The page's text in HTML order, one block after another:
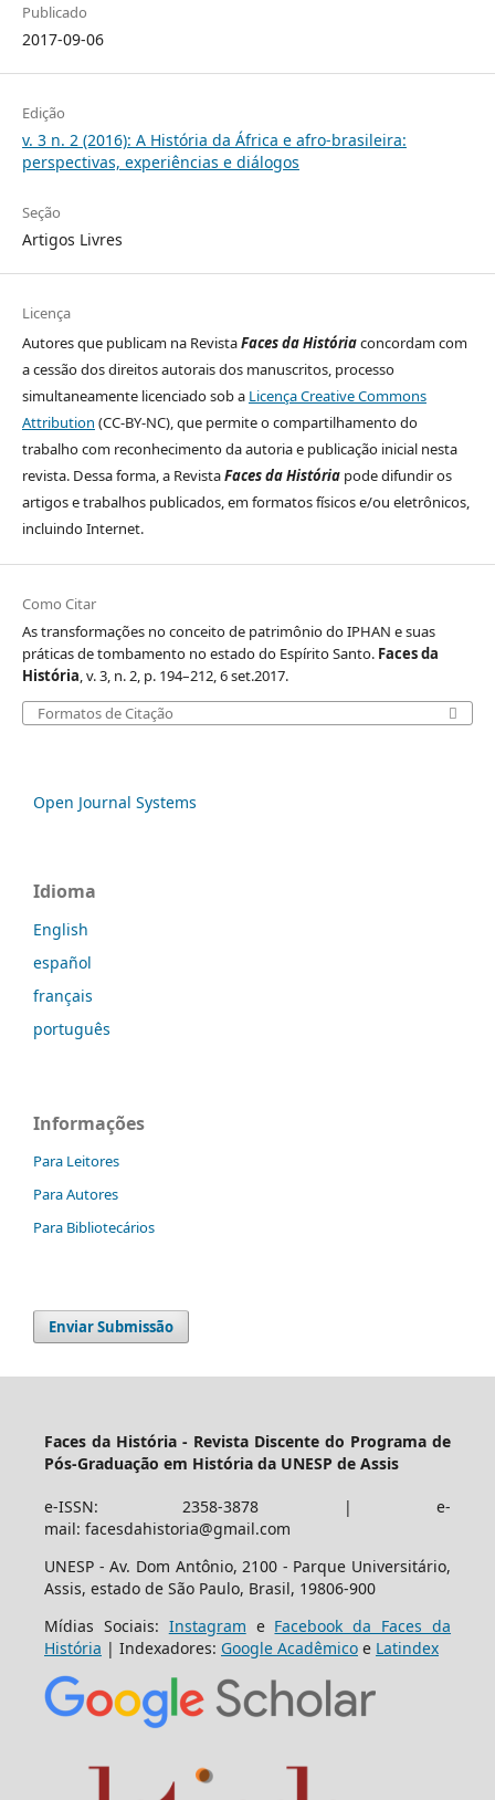
Publicado
2017-09-06
Edição
v. 3 n. 2 (2016): A História da África e afro-brasileira:
perspectivas, experiências e diálogos
Seção
Artigos Livres
Licença
Autores que publicam na RevistaFaces da Históriaconcordam com
a cessão dos direitos autorais dos manuscritos, processo
simultaneamente licenciado sob a Licença Creative Commons
Attribution (CC-BY-NC), que permite o compartilhamento do
trabalho com reconhecimento da autoria e publicação inicial nesta
revista. Dessa forma, a RevistaFaces da Históriapode difundir os
artigos e trabalhos publicados, em formatos físicos e/ou eletrônicos,
incluindo Internet.
Como Citar
As transformações no conceito de patrimônio do IPHAN e suas
práticas de tombamento no estado do Espírito Santo. Faces da
História, v. 3, n. 2, p. 194–212, 6 set.2017.
Formatos de Citação
Open Journal Systems
Idioma
English
español
français
português
Informações
Para Leitores
Para Autores
Para Bibliotecários
Enviar Submissão
Faces da História - Revista Discente do Programa de
Pós-Graduação em História da UNESP de Assis
e-ISSN: 2358-3878 | e-
mail: facesdahistoria@gmail.com
UNESP - Av. Dom Antônio, 2100 - Parque Universitário,
Assis, estado de São Paulo, Brasil, 19806-900
Mídias Sociais: Instagram e Facebook da Faces da
História | Indexadores: Google Acadêmicoe Latindex